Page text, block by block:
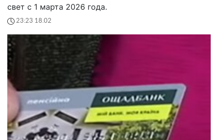
свет с 1 марта 2026 года.
23:23 18.02